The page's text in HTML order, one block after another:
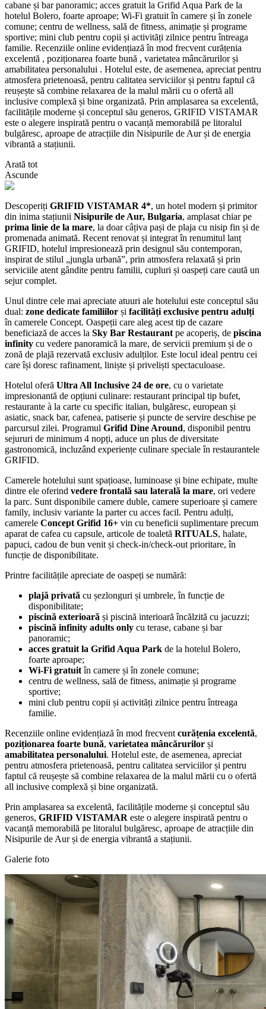
cabane și bar panoramic; acces gratuit la Grifid Aqua Park de la
hotelul Bolero, foarte aproape; Wi-Fi gratuit în camere și în zonele
comune; centru de wellness, sală de fitness, animație și programe
sportive; mini club pentru copii și activități zilnice pentru întreaga
familie. Recenziile online evidențiază în mod frecvent curățenia
excelentă , poziționarea foarte bună , varietatea mâncărurilor și
amabilitatea personalului . Hotelul este, de asemenea, apreciat pentru
atmosfera prietenoasă, pentru calitatea serviciilor și pentru faptul că
reușește să combine relaxarea de la malul mării cu o ofertă all
inclusive complexă și bine organizată. Prin amplasarea sa excelentă,
facilitățile moderne și conceptul său generos, GRIFID VISTAMAR
este o alegere inspirată pentru o vacanță memorabilă pe litoralul
bulgăresc, aproape de atracțiile din Nisipurile de Aur și de energia
vibrantă a stațiunii.
Arată tot
Ascunde
Descoperiți GRIFID VISTAMAR 4*, un hotel modern și primitor
din inima stațiunii Nisipurile de Aur, Bulgaria, amplasat chiar pe
prima linie de la mare, la doar câțiva pași de plaja cu nisip fin și de
promenada animată. Recent renovat și integrat în renumitul lanț
GRIFID, hotelul impresionează prin designul său contemporan,
inspirat de stilul „jungla urbană”, prin atmosfera relaxată și prin
serviciile atent gândite pentru familii, cupluri și oaspeți care caută un
sejur complet.
Unul dintre cele mai apreciate atuuri ale hotelului este conceptul său
dual: zone dedicate familiilor și facilități exclusive pentru adulți
în camerele Concept. Oaspeții care aleg acest tip de cazare
beneficiază de acces la Sky Bar Restaurant pe acoperiș, de piscina
infinity cu vedere panoramică la mare, de servicii premium și de o
zonă de plajă rezervată exclusiv adulților. Este locul ideal pentru cei
care își doresc rafinament, liniște și priveliști spectaculoase.
Hotelul oferă Ultra All Inclusive 24 de ore, cu o varietate
impresionantă de opțiuni culinare: restaurant principal tip bufet,
restaurante à la carte cu specific italian, bulgăresc, european și
asiatic, snack bar, cafenea, patiserie și puncte de servire deschise pe
parcursul zilei. Programul Grifid Dine Around, disponibil pentru
sejururi de minimum 4 nopți, aduce un plus de diversitate
gastronomică, incluzând experiențe culinare speciale în restaurantele
GRIFID.
Camerele hotelului sunt spațioase, luminoase și bine echipate, multe
dintre ele oferind vedere frontală sau laterală la mare, ori vedere
la parc. Sunt disponibile camere duble, camere superioare și camere
family, inclusiv variante la parter cu acces facil. Pentru adulți,
camerele Concept Grifid 16+ vin cu beneficii suplimentare precum
aparat de cafea cu capsule, articole de toaletă RITUALS, halate,
papuci, cadou de bun venit și check-in/check-out prioritare, în
funcție de disponibilitate.
Printre facilitățile apreciate de oaspeți se numără:
plajă privată cu șezlonguri și umbrele, în funcție de
disponibilitate;
piscină exterioară și piscină interioară încălzită cu jacuzzi;
piscină infinity adults only cu terase, cabane și bar
panoramic;
acces gratuit la Grifid Aqua Park de la hotelul Bolero,
foarte aproape;
Wi-Fi gratuitîn camere și în zonele comune;
centru de wellness, sală de fitness, animație și programe
sportive;
mini club pentru copii și activități zilnice pentru întreaga
familie.
Recenziile online evidențiază în mod frecvent curățenia excelentă,
poziționarea foarte bună, varietatea mâncărurilor și
amabilitatea personalului. Hotelul este, de asemenea, apreciat
pentru atmosfera prietenoasă, pentru calitatea serviciilor și pentru
faptul că reușește să combine relaxarea de la malul mării cu o ofertă
all inclusive complexă și bine organizată.
Prin amplasarea sa excelentă, facilitățile moderne și conceptul său
generos, GRIFID VISTAMAR este o alegere inspirată pentru o
vacanță memorabilă pe litoralul bulgăresc, aproape de atracțiile din
Nisipurile de Aur și de energia vibrantă a stațiunii.
Galerie foto